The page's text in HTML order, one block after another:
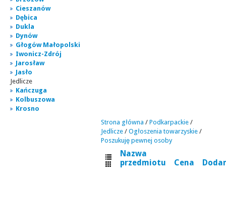
Cieszanów
Dębica
Dukla
Dynów
Głogów Małopolski
Iwonicz-Zdrój
Jarosław
Jasło
Jedlicze
Kańczuga
Kolbuszowa
Krosno
Strona główna / Podkarpackie /
Jedlicze / Ogłoszenia towarzyskie /
Poszukuję pewnej osoby
Nazwa
przedmiotu
Cena